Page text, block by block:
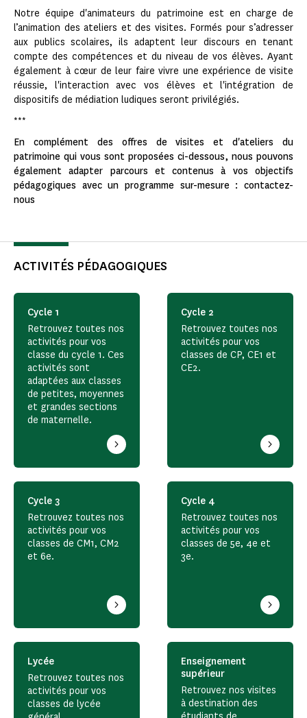
Notre équipe d'animateurs du patrimoine est en charge de
l’animation des ateliers et des visites. Formés pour s’adresser
aux publics scolaires, ils adaptent leur discours en tenant
compte des compétences et du niveau de vos élèves. Ayant
également à cœur de leur faire vivre une expérience de visite
réussie, l'interaction avec vos élèves et l'intégration de
dispositifs de médiation ludiques seront privilégiés.
***
En complément des offres de visites et d'ateliers du
patrimoine qui vous sont proposées ci-dessous, nous pouvons
également adapter parcours et contenus à vos objectifs
pédagogiques avec un programme sur-mesure : contactez-
nous
ACTIVITÉS PÉDAGOGIQUES
Cycle 1
Retrouvez toutes nos
activités pour vos
classe du cycle 1. Ces
activités sont
adaptées aux classes
de petites, moyennes
et grandes sections
de maternelle.
Cycle 2
Retrouvez toutes nos
activités pour vos
classes de CP, CE1 et
CE2.
Cycle 3
Retrouvez toutes nos
activités pour vos
classes de CM1, CM2
et 6e.
Cycle 4
Retrouvez toutes nos
activités pour vos
classes de 5e, 4e et
3e.
Lycée
Retrouvez toutes nos
activités pour vos
classes de lycée
Enseignement
supérieur
Retrouvez nos visites
à destination des